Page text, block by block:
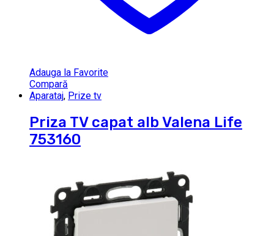
Adauga la Favorite
Compară
Aparataj, Prize tv
Priza TV capat alb Valena Life
753160